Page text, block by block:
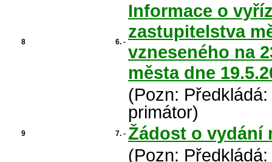
8 6. -
Informace o
zastupitelstva
vzneseného na
města dne
(Pozn:
primátor)
9 7. - Žádost o vydání
(Pozn: